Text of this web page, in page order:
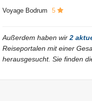
Voyage Bodrum 5
Außerdem haben wir2
Reiseportalen mit einer
herausgesucht. Sie finden